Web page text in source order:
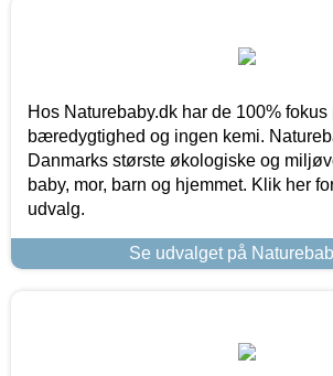
Hos Naturebaby.dk har de 100%
bæredygtighed og ingen kemi.
Danmarks største økologiske og
baby, mor, barn og hjemmet. Klik her
udvalg.
Se udvalget på